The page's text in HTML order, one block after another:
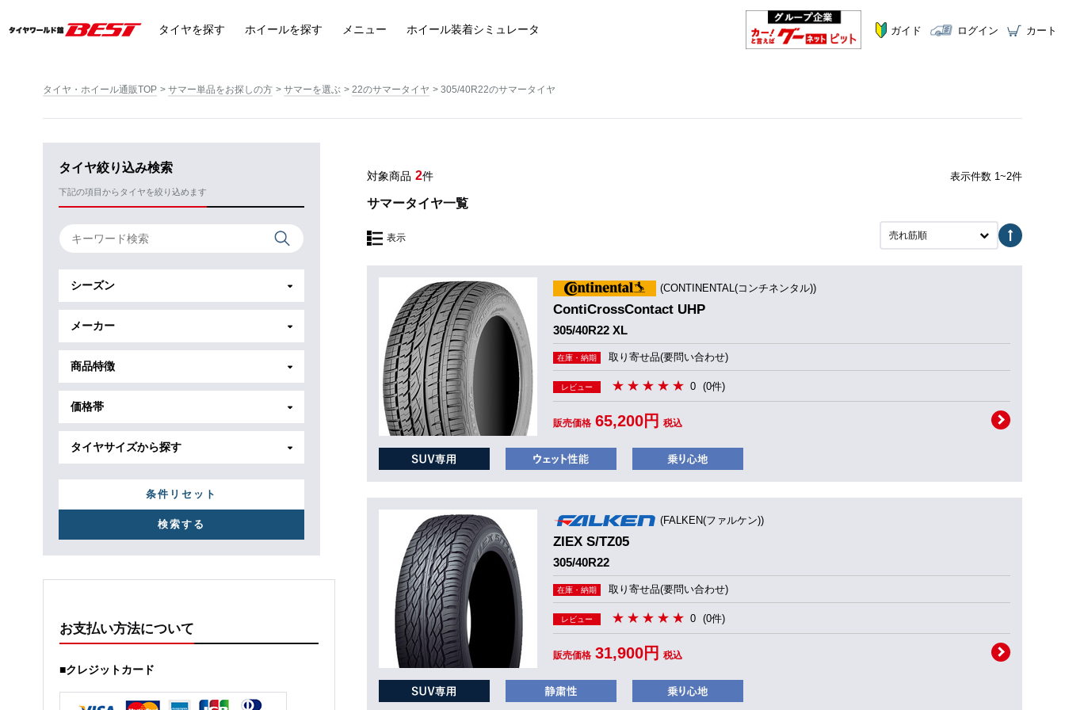
タイヤを探す ホイールを探す メニュー ホイール装着シミュレータ ガイド ログイン カート
タイヤ・ホイール通販TOP サマー単品をお探しの方 サマーを選ぶ 22のサマータイヤ 305/40R22のサマータイヤ
タイヤ絞り込み検索
下記の項目からタイヤを絞り込めます
シーズン
メーカー
商品特徴
価格帯
タイヤサイズから探す
条件リセット
お支払い方法について
■クレジットカード
対象商品 2件 表示件数 1~2件
サマータイヤ一覧
表示 売れ筋順
(CONTINENTAL(コンチネンタル))
ContiCrossContact UHP
305/40R22 XL
在庫・納期 取り寄せ品(要問い合わせ)
レビュー 0 (0件)
販売価格 65,200円 税込
(FALKEN(ファルケン))
ZIEX S/TZ05
305/40R22
在庫・納期 取り寄せ品(要問い合わせ)
レビュー 0 (0件)
販売価格 31,900円 税込